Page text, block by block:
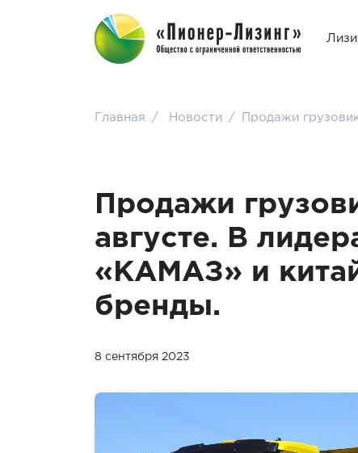
Главная / Новости / Продажи
Продажи
августе. В
«КАМАЗ» и
бренды.
8 сентября 2023